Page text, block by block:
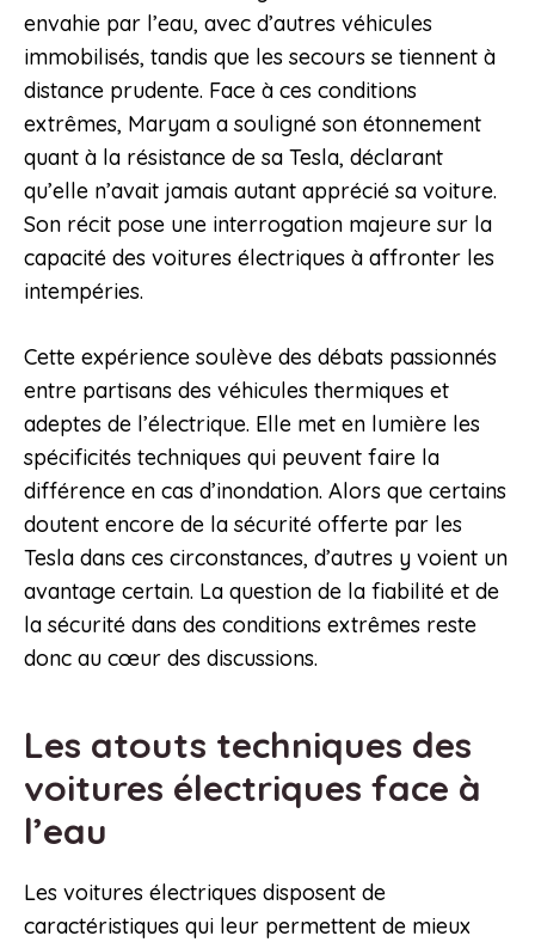
envahie par l’eau, avec d’autres véhicules
immobilisés, tandis que les secours se tiennent à
distance prudente. Face à ces conditions
extrêmes, Maryam a souligné son étonnement
quant à la résistance de sa Tesla, déclarant
qu’elle n’avait jamais autant apprécié sa voiture.
Son récit pose une interrogation majeure sur la
capacité des voitures électriques à affronter les
intempéries.
Cette expérience soulève des débats passionnés
entre partisans des véhicules thermiques et
adeptes de l’électrique. Elle met en lumière les
spécificités techniques qui peuvent faire la
différence en cas d’inondation. Alors que certains
doutent encore de la sécurité offerte par les
Tesla dans ces circonstances, d’autres y voient un
avantage certain. La question de la fiabilité et de
la sécurité dans des conditions extrêmes reste
donc au cœur des discussions.
Les atouts techniques des
voitures électriques face à
l’eau
Les voitures électriques disposent de
caractéristiques qui leur permettent de mieux